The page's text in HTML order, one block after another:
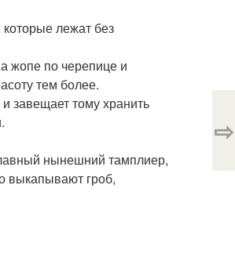
лежат без
жопе по черепице и
тем более.
завещает тому хранить
нынешний тамплиер,
выкапывают гроб,
⇨